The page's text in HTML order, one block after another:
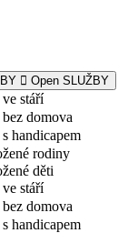
Open SLUŽBY
stáří
domova
handicapem
rodiny
děti
stáří
domova
handicapem